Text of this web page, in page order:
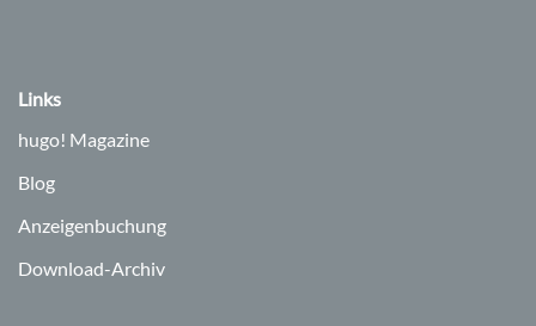
Links
hugo! Magazine
Blog
Anzeigenbuchung
Download-Archiv